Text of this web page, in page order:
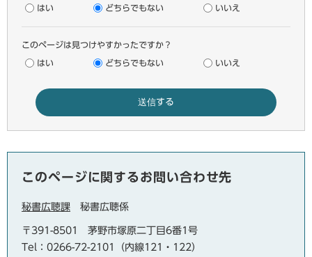
はい どちらでもない いいえ
このページは見つけやすかったですか？
はい どちらでもない いいえ
このページに関するお問い合わせ先
秘書広聴課 秘書広聴係
〒391-8501
茅野市塚原二丁目6番1号
Tel：0266-72-2101（内線121・122）